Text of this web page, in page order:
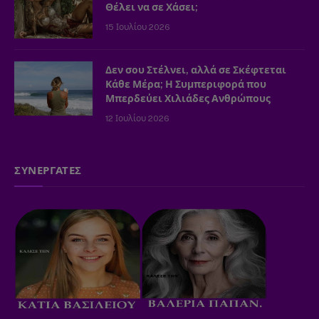
Θέλει να σε Χάσει;
15 Ιουλίου 2026
Δεν σου Στέλνει, αλλά σε Σκέφτεται
Κάθε Μέρα; Η Συμπεριφορά που
Μπερδεύει Χιλιάδες Ανθρώπους
12 Ιουλίου 2026
ΣΥΝΕΡΓΑΤΕΣ